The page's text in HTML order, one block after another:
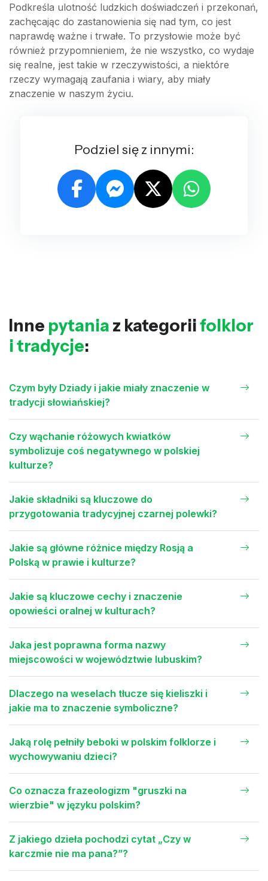
Podkreśla ulotność ludzkich doświadczeń i przekonań,
zachęcając do zastanowienia się nad tym, co jest
naprawdę ważne i trwałe. To przysłowie może być
również przypomnieniem, że nie wszystko, co wydaje
się realne, jest takie w rzeczywistości, a niektóre
rzeczy wymagają zaufania i wiary, aby miały
znaczenie w naszym życiu.
Podziel się z innymi:
Inne pytania z kategoriifolklor
i tradycje:
Czym były Dziady i jakie miały znaczenie w
tradycji słowiańskiej?
Czy wąchanie różowych kwiatków
symbolizuje coś negatywnego w polskiej
kulturze?
Jakie składniki są kluczowe do
przygotowania tradycyjnej czarnej polewki?
Jakie są główne różnice między Rosją a
Polską w prawie i kulturze?
Jakie są kluczowe cechy i znaczenie
opowieści oralnej w kulturach?
Jaka jest poprawna forma nazwy
miejscowości w województwie lubuskim?
Dlaczego na weselach tłucze się kieliszki i
jakie ma to znaczenie symboliczne?
Jaką rolę pełniły beboki w polskim folklorze i
wychowywaniu dzieci?
Co oznacza frazeologizm "gruszki na
wierzbie" w języku polskim?
Z jakiego dzieła pochodzi cytat „Czy w
karczmie nie ma pana?”?